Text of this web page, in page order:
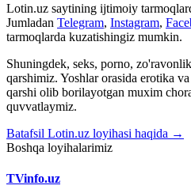
Lotin.uz saytining ijtimoiy
Jumladan Telegram, Instagram,
tarmoqlarda kuzatishingiz mumkin.
Shuningdek, seks, porno,
qarshimiz. Yoshlar orasida erotika
qarshi olib borilayotgan muxim
quvvatlaymiz.
Batafsil Lotin.uz loyihasi haqida →
Boshqa loyihalarimiz
TVinfo.uz